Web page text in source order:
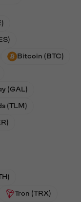
Bitcoin (BTC)
(GAL)
(TLM)
Tron (TRX)